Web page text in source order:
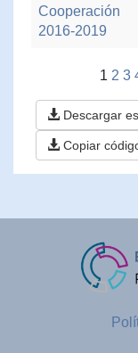
Cooperación
2016-2019
1 2 3
Descargar
Copiar